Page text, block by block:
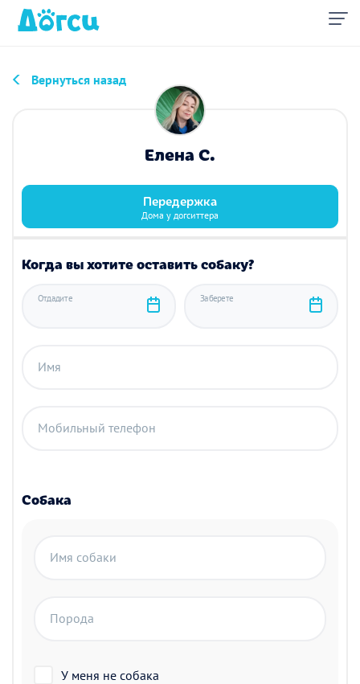
Вернуться назад
Елена С.
Передержка
Дома у догситтера
Когда вы хотите оставить собаку?
Отдадите Заберете
Имя
Мобильный телефон
Собака
Имя собаки
Порода
У меня не собака